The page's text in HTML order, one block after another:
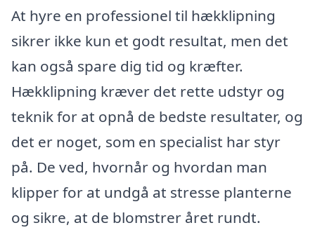
At hyre en professionel til hækklipning
sikrer ikke kun et godt resultat, men det
kan også spare dig tid og kræfter.
Hækklipning kræver det rette udstyr og
teknik for at opnå de bedste resultater, og
det er noget, som en specialist har styr
på. De ved, hvornår og hvordan man
klipper for at undgå at stresse planterne
og sikre, at de blomstrer året rundt.